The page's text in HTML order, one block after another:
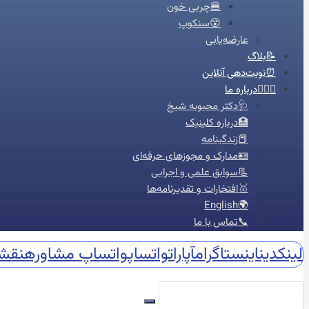
🍔چربی خون
😵سنکوپ
عارضه‌یابی
📝بلاگ
⏰نوبت‌دهی آنلاین
👩🏻‍⚕️درباره ما
🩺دکتر محبوبه شیخ
🏥درباره کلینیک
📕زندگینامه
🪪مدارک و مجوزهای حرفه‌ای
📃سوابق علمی و اجرایی
🥇افتخارات و تقدیرنامه‌ها
🌍English
📞تماس با ما
لینکدیناینستاگرامآپاراتواتساپواتساپ مشاوره